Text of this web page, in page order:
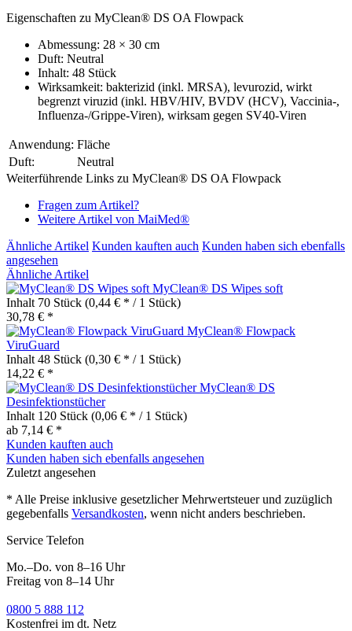
Eigenschaften zu MyClean® DS OA Flowpack
Abmessung: 28 × 30 cm
Duft: Neutral
Inhalt: 48 Stück
Wirksamkeit: bakterizid (inkl. MRSA), levurozid, wirkt
begrenzt viruzid (inkl. HBV/HIV, BVDV (HCV), Vaccinia-,
Influenza-/Grippe-Viren), wirksam gegen SV40-Viren
Anwendung: Fläche
Duft:
Neutral
Weiterführende Links zu MyClean® DS OA Flowpack
Fragen zum Artikel?
Weitere Artikel von MaiMed®
Ähnliche Artikel Kunden kauften auch Kunden haben sich ebenfalls
angesehen
Ähnliche Artikel
MyClean® DS Wipes soft
Inhalt 70 Stück (0,44 € * / 1 Stück)
30,78 € *
MyClean® Flowpack
ViruGuard
Inhalt 48 Stück (0,30 € * / 1 Stück)
14,22 € *
MyClean® DS
Desinfektionstücher
Inhalt 120 Stück (0,06 € * / 1 Stück)
ab 7,14 € *
Kunden kauften auch
Kunden haben sich ebenfalls angesehen
Zuletzt angesehen
* Alle Preise inklusive gesetzlicher Mehrwertsteuer und zuzüglich
gegebenfalls Versandkosten, wenn nicht anders beschrieben.
Service Telefon
Mo.–Do. von 8–16 Uhr
Freitag von 8–14 Uhr
0800 5 888 112
Kostenfrei im dt. Netz